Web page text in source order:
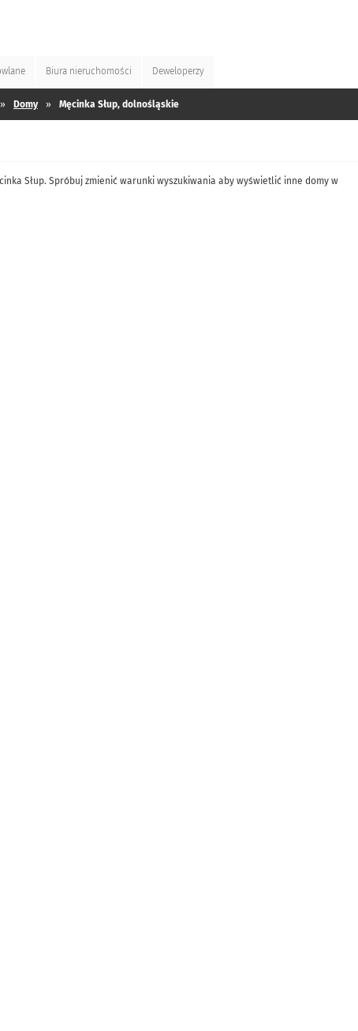
Biura nieruchomości Deweloperzy
» Domy » Męcinka Słup, dolnośląskie
Słup. Spróbuj zmienić warunki wyszukiwania aby wyświetlić inne domy w